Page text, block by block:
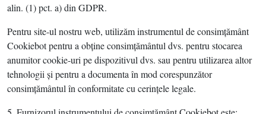
alin. (1) pct. a) din GDPR.
Pentru site-ul nostru web, utilizăm instrumentul de consimţământ
Cookiebot pentru a obţine consimţământul dvs. pentru stocarea
anumitor cookie-uri pe dispozitivul dvs. sau pentru utilizarea altor
tehnologii şi pentru a documenta în mod corespunzător
consimţământul în conformitate cu cerinţele legale.